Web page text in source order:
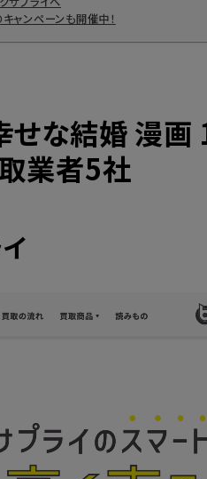
ャンペーンも開催中！
せな結婚 漫画
業者5社